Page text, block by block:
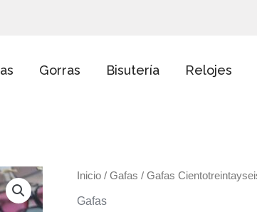
Gorras Bisutería Relojes
Inicio / Gafas / Gafas
Gafas
Gafas
u